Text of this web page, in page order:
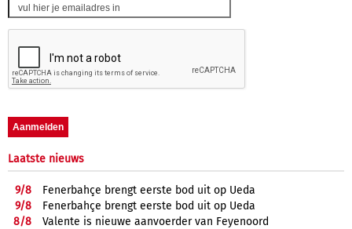
Laatste nieuws
9/8
Fenerbahçe brengt eerste bod uit op Ueda
9/8
Fenerbahçe brengt eerste bod uit op Ueda
8/8
Valente is nieuwe aanvoerder van Feyenoord